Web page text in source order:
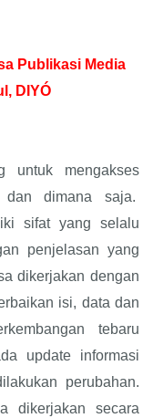
Publikasi Media
DIYÓ
untuk mengakses
dimana saja.
sifat yang selalu
penjelasan yang
dikerjakan dengan
isi, data dan
tebaru
update informasi
perubahan.
dikerjakan secara